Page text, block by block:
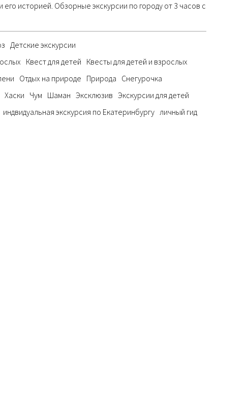
историей. Обзорные экскурсии по городу от 3 часов с
Детские экскурсии
Квест для детей Квесты для детей и взрослых
Отдых на природе Природа Снегурочка
Хаски Чум Шаман Эксклюзив Экскурсии для детей
индвидуальная экскурсия по Екатеринбургу личный гид